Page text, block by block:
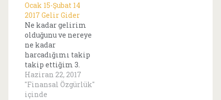
Ocak 15-Şubat 14
2017 Gelir Gider
Ne kadar gelirim
olduğunu ve nereye
ne kadar
harcadığımı takip
takip ettiğim 3.
aydayım. Sıra geldi
Ocak- 15-Şubat 14
2017'de ne kadar
Haziran 22, 2017
"Finansal Özgürlük"
içinde